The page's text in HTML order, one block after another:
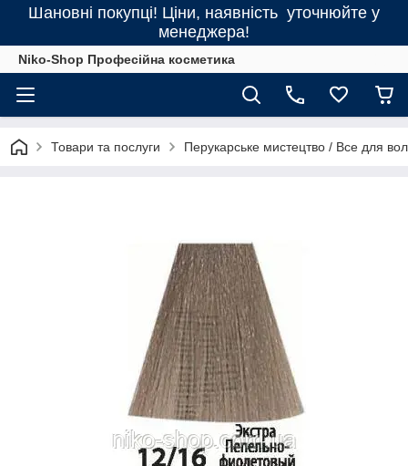
Шановні покупці! Ціни, наявність уточнюйте у
менеджера!
Niko-Shop Професійна косметика
Товари та послуги Перукарське мистецтво / Все для